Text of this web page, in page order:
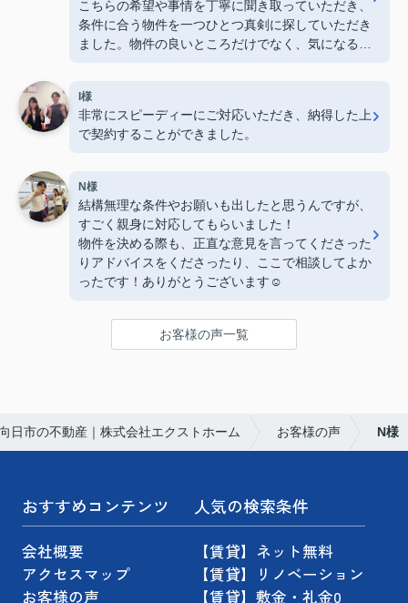
こちらの希望や事情を丁寧に聞き取っていただき、
条件に合う物件を一つひとつ真剣に探していただき
ました。物件の良いところだけでなく、気になる点
おかげさまで、これから地域で仕事をしていく拠点
として、納得のいく物件にめぐり合うことができま
した。心より感謝しております。
I様
非常にスピーディーにご対応いただき、納得した上
で契約することができました。
N様
結構無理な条件やお願いも出したと思うんですが、
すごく親身に対応してもらいました！
物件を決める際も、正直な意見を言ってくださった
りアドバイスをくださったり、ここで相談してよか
ったです！ありがとうございます☺️
お客様の声一覧
日市の不動産｜株式会社エクストホーム お客様の声 N様
おすすめコンテンツ
会社概要
アクセスマップ
お客様の声
人気の検索条件
【賃貸】ネット無料
【賃貸】リノベーション
【賃貸】敷金・礼金0